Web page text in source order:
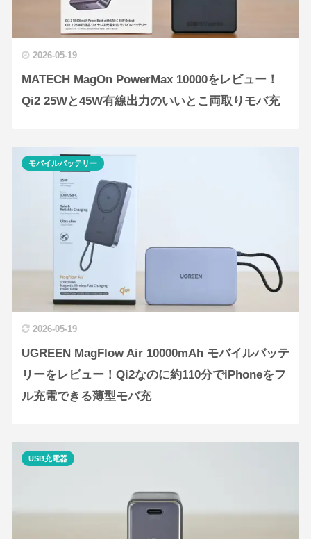
2026-05-19
MATECH MagOn PowerMax 10000をレビュー！
Qi2 25Wと45W有線出力のいいとこ両取りモバ充
2026-05-19
UGREEN MagFlow Air 10000mAh モバイルバッテ
リーをレビュー！Qi2なのに約110分でiPhoneをフ
ル充電できる薄型モバ充
モバイルバッテリー
USB充電器